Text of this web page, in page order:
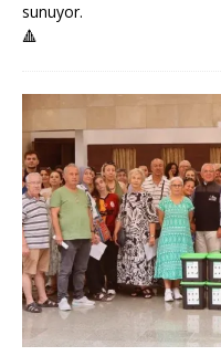
sunuyor.
🔺